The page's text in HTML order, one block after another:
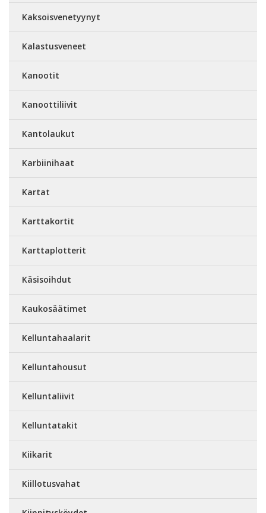
Kaksoisvenetyynyt
Kalastusveneet
Kanootit
Kanoottiliivit
Kantolaukut
Karbiinihaat
Kartat
Karttakortit
Karttaplotterit
Käsisoihdut
Kaukosäätimet
Kelluntahaalarit
Kelluntahousut
Kelluntaliivit
Kelluntatakit
Kiikarit
Kiillotusvahat